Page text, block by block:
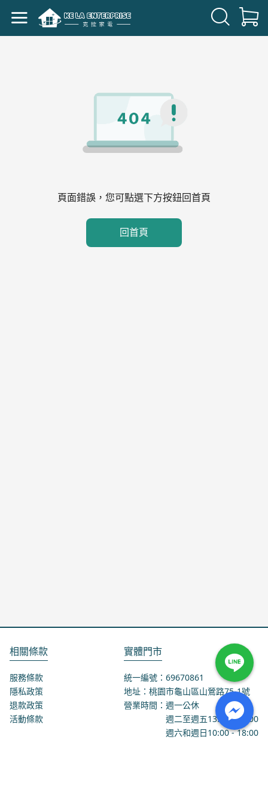
頁面錯誤，您可點選下方按鈕回首頁
回首頁
相關條款
服務條款
隱私政策
退款政策
活動條款
實體門市
統一編號：69670861
地址：桃園市龜山區山鶯路75-1號
營業時間：週一公休
週二至週五13:00 - 18:00
週六和週日10:00 - 18:00